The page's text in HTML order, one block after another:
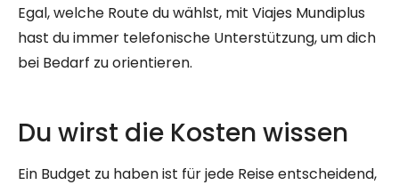
Egal, welche Route du wählst, mit Viajes Mundiplus
hast du immer telefonische Unterstützung, um dich
bei Bedarf zu orientieren.
Du wirst die Kosten wissen
Ein Budget zu haben ist für jede Reise entscheidend,